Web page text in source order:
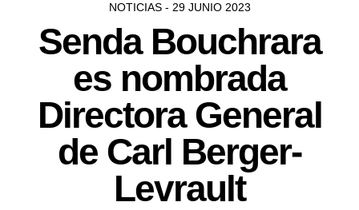
NOTICIAS - 29 JUNIO 2023
Senda Bouchrara
es nombrada
Directora General
de Carl Berger-
Levrault